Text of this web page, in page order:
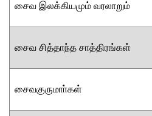
சைவ இலக்கியமும் வரலாறும்
சைவ சித்தாந்த சாத்திரங்கள்
சைவகுருமாா்கள்